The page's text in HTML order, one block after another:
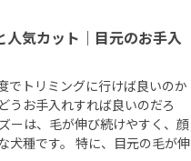
気カット｜目元のお手入
でトリミングに行けば良いのか
うお手入れすれば良いのだろ
ーは、毛が伸び続けやすく、顔
犬種です。 特に、目元の毛が伸